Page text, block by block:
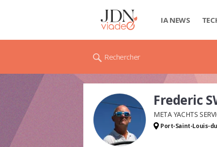
IA NEWS
Rechercher
Frederic
META YACHTS
Port-Saint-Louis-